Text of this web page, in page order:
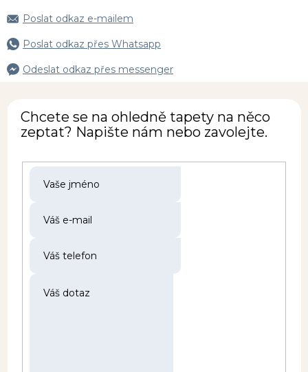
Poslat odkaz e-mailem
Poslat odkaz přes Whatsapp
Odeslat odkaz přes messenger
Chcete se na ohledně tapety na něco
zeptat? Napište nám nebo zavolejte.